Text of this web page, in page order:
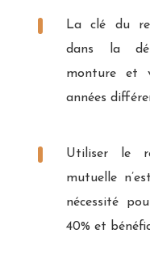
La clé du
dans la
monture et
années
Utiliser le
mutuelle
nécessité
40% et